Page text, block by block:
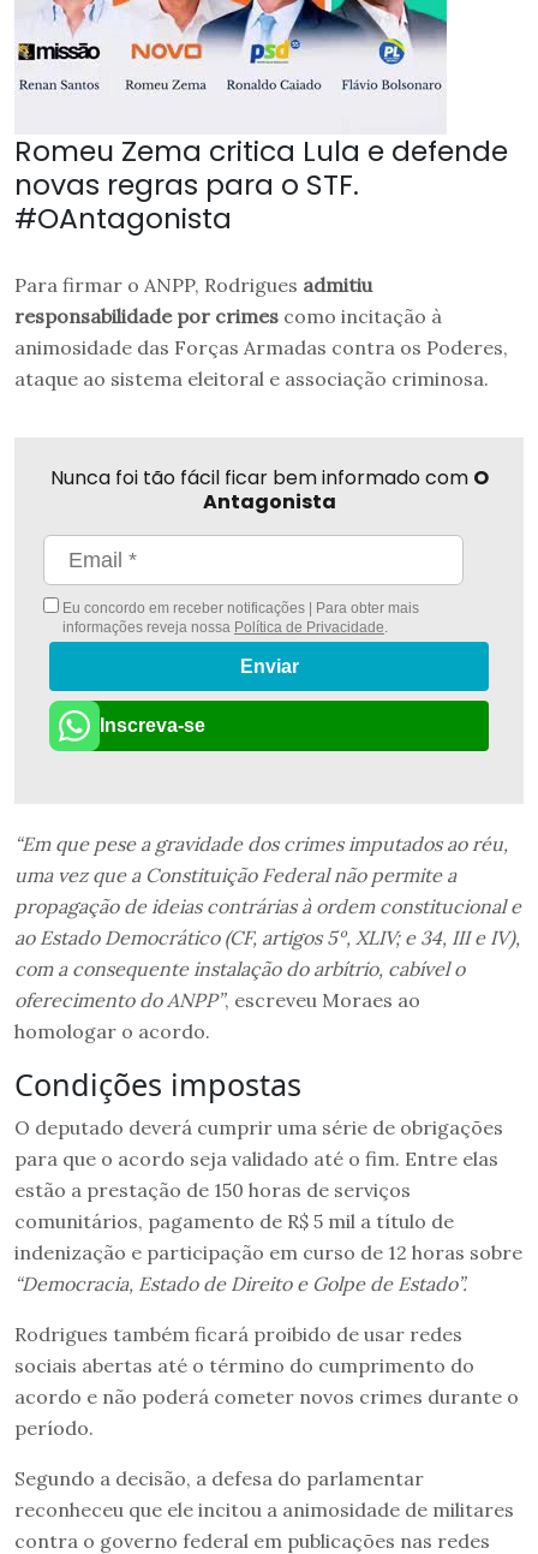
Romeu Zema critica Lula e defende
novas regras para o STF.
#OAntagonista
Para firmar o ANPP, Rodrigues admitiu
responsabilidade por crimes como incitação à
animosidade das Forças Armadas contra os Poderes,
ataque ao sistema eleitoral e associação criminosa.
Nunca foi tão fácil ficar bem informado com O
Antagonista
Eu concordo em receber notificações | Para obter mais
informações reveja nossa Política de Privacidade.
Enviar
Inscreva-se
“Em que pese a gravidade dos crimes imputados ao réu,
uma vez que a Constituição Federal não permite a
propagação de ideias contrárias à ordem constitucional e
ao Estado Democrático (CF, artigos 5º, XLIV; e 34, III e IV),
com a consequente instalação do arbítrio, cabível o
oferecimento do ANPP”, escreveu Moraes ao
homologar o acordo.
Condições impostas
O deputado deverá cumprir uma série de obrigações
para que o acordo seja validado até o fim. Entre elas
estão a prestação de 150 horas de serviços
comunitários, pagamento de R$ 5 mil a título de
indenização e participação em curso de 12 horas sobre
“Democracia, Estado de Direito e Golpe de Estado”.
Rodrigues também ficará proibido de usar redes
sociais abertas até o término do cumprimento do
acordo e não poderá cometer novos crimes durante o
período.
Segundo a decisão, a defesa do parlamentar
reconheceu que ele incitou a animosidade de militares
contra o governo federal em publicações nas redes